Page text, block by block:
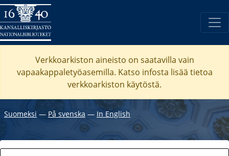
Verkkoarkiston aineisto on saatavilla vain
vapaakappaletyöasemilla. Katso infosta lisää tietoa
verkkoarkiston käytöstä.
Suomeksi ― På svenska ― In English